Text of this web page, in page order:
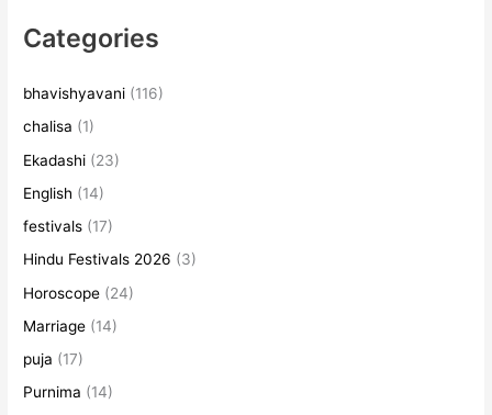
Categories
bhavishyavani (116)
chalisa (1)
Ekadashi (23)
English (14)
festivals (17)
Hindu Festivals 2026 (3)
Horoscope (24)
Marriage (14)
puja (17)
Purnima (14)